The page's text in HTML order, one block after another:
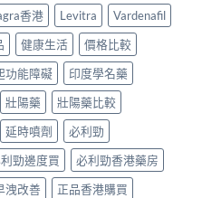
香港 Levitra
Vardenafil
健康生活
價格比較
功能障礙
印度學名藥
壯陽藥
壯陽藥比較
延時噴劑
必利勁
勁邊度買
必利勁香港藥房
洩改善
正品香港購買